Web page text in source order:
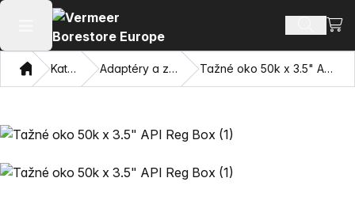
Otevřít hlavní menu Hledat
DomovKatalog Adaptéry a závitníky Tažné oko 50k x 3.5" API Reg Box